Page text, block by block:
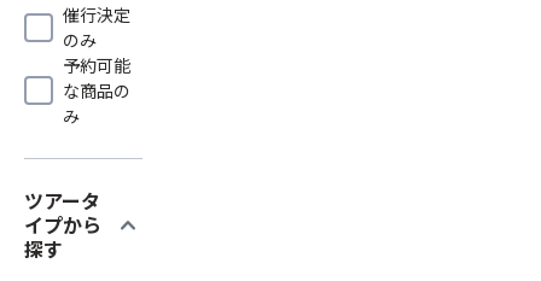
催行決定
のみ
予約可能
な商品の
み
ツアータ
イプから
探す
expand_more